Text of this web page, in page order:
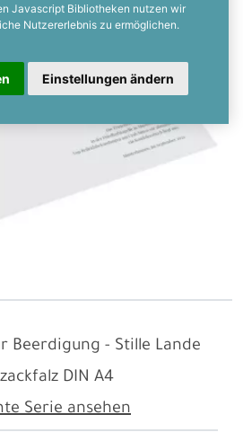
Javascript Bibliotheken nutzen wir
Nutzererlebnis zu ermöglichen.
Einstellungen ändern
Beerdigung - Stille Lande
Serie ansehen
DIN A4